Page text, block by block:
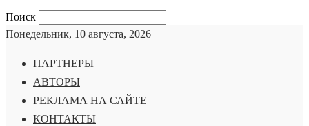
Поиск
Понедельник, 10 августа, 2026
ПАРТНЕРЫ
АВТОРЫ
РЕКЛАМА НА САЙТЕ
КОНТАКТЫ